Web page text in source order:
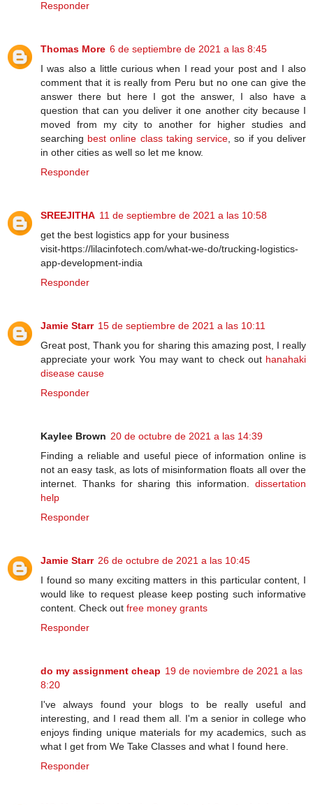
Responder
Thomas More 6 de septiembre de 2021 a las 8:45
I was also a little curious when I read your post and I also
comment that it is really from Peru but no one can give the
answer there but here I got the answer, I also have a
question that can you deliver it one another city because I
moved from my city to another for higher studies and
searching best online class taking service , so if you deliver
in other cities as well so let me know.
Responder
SREEJITHA 11 de septiembre de 2021 a las 10:58
get the best logistics app for your business
visit-https://lilacinfotech.com/what-we-do/trucking-logistics-
app-development-india
Responder
Jamie Starr 15 de septiembre de 2021 a las 10:11
Great post, Thank you for sharing this amazing post, I really
appreciate your work You may want to check out hanahaki
disease cause
Responder
Kaylee Brown 20 de octubre de 2021 a las 14:39
Finding a reliable and useful piece of information online is
not an easy task, as lots of misinformation floats all over the
internet. Thanks for sharing this information. dissertation
help
Responder
Jamie Starr 26 de octubre de 2021 a las 10:45
I found so many exciting matters in this particular content, I
would like to request please keep posting such informative
content. Check out free money grants
Responder
do my assignment cheap 19 de noviembre de 2021 a las
8:20
I've always found your blogs to be really useful and
interesting, and I read them all. I'm a senior in college who
enjoys finding unique materials for my academics, such as
what I get from We Take Classes and what I found here.
Responder